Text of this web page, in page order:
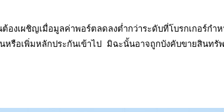
ผชิญเมื่อมูลค่าพอร์ตลดลงต่ำกว่าระดับที่โบรกเกอร์กำ
หรือเพิ่มหลักประกันเข้าไป มิฉะนั้นอาจถูกบังคับขายสินทรั